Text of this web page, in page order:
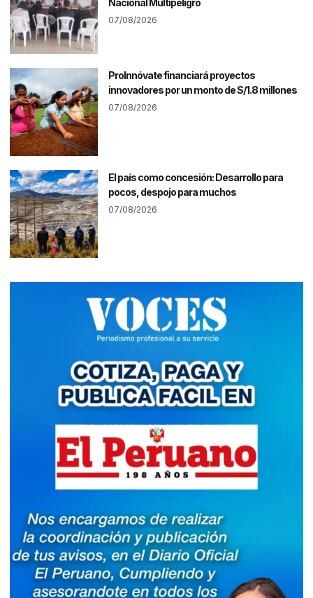
07/08/2026
ProInnóvate financiará proyectos
innovadores por un monto de S/1.8 millones
07/08/2026
El país como concesión: Desarrollo para
pocos, despojo para muchos
07/08/2026